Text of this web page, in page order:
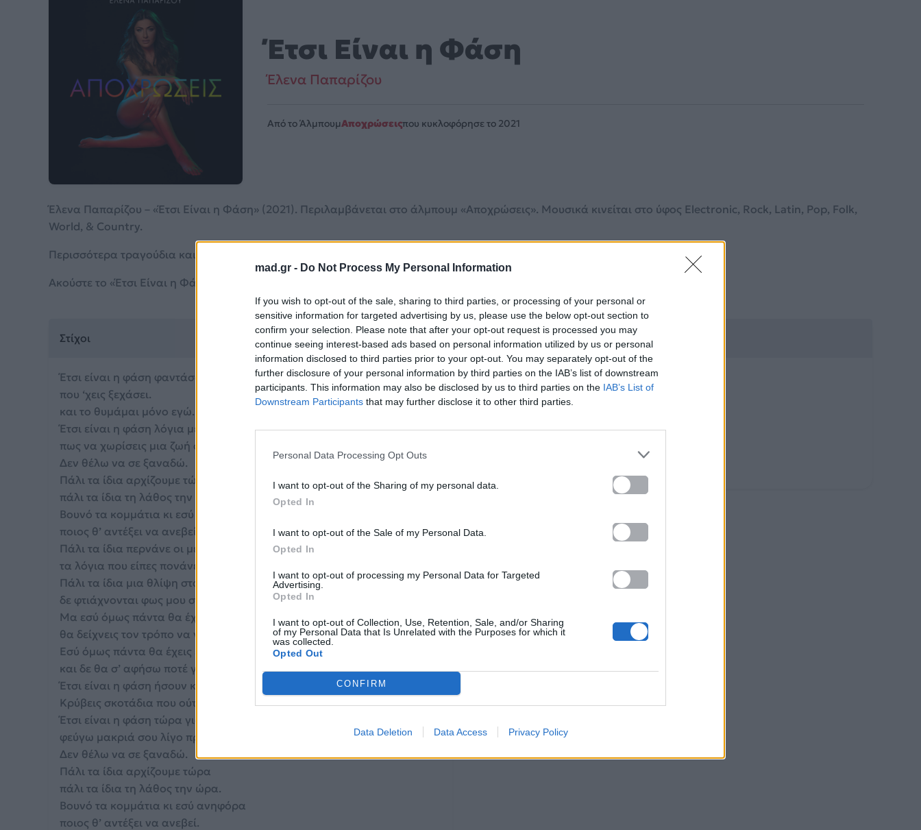
mad.gr - Do Not Process My Personal Information
If you wish to opt-out of the sale, sharing to third parties, or processing of your personal or
sensitive information for targeted advertising by us, please use the below opt-out section to
confirm your selection. Please note that after your opt-out request is processed you may
continue seeing interest-based ads based on personal information utilized by us or personal
information disclosed to third parties prior to your opt-out. You may separately opt-out of the
further disclosure of your personal information by third parties on the IAB’s list of downstream
participants. This information may also be disclosed by us to third parties on the IAB’s List of
Downstream Participants that may further disclose it to other third parties.
Personal Data Processing Opt Outs
I want to opt-out of the Sharing of my personal data.
Opted In
I want to opt-out of the Sale of my Personal Data.
Opted In
I want to opt-out of processing my Personal Data for Targeted
Advertising.
Opted In
I want to opt-out of Collection, Use, Retention, Sale, and/or Sharing
of my Personal Data that Is Unrelated with the Purposes for which it
was collected.
Opted Out
CONFIRM
Data Deletion Data Access Privacy Policy
Έτσι Είναι η Φάση
Έλενα Παπαρίζου
Από το ΆλμπουμΑποχρώσειςπου κυκλοφόρησε το 2021
Έλενα Παπαρίζου – «Έτσι Είναι η Φάση» (2021). Περιλαμβάνεται στο άλμπουμ «Αποχρώσεις». Μουσικά κινείται στο ύφος Electronic, Rock, Latin, Pop, Folk,
World, & Country.
Περισσότερα τραγούδια και πληροφορίες στη
Ακούστε το «Έτσι Είναι η Φάση» σε Spotify, YouTube και στο Mad.gr.
Στίχοι
Έτσι είναι η φάση φαντάσου ένα σκηνικό
που ‘χεις ξεχάσει.
και το θυμάμαι μόνο εγώ.
Έτσι είναι η φάση λόγια με δάκρυα κι απ’ τους δυο
πως να χωρίσεις μια ζωή σε ένα λεπτό.
Δεν θέλω να σε ξαναδώ.
Πάλι τα ίδια αρχίζουμε τώρα
πάλι τα ίδια τη λάθος την ώρα.
Βουνό τα κομμάτια κι εσύ ανηφόρα
ποιος θ’ αντέξει να ανεβεί.
Πάλι τα ίδια περνάνε οι μέρες
τα λόγια που είπες πονάνε σαν σφαίρες.
Πάλι τα ίδια μια θλίψη στα μάτια
δε φτιάχνονται φως μου στην άμμο παλάτια.
Μα εσύ όμως πάντα θα έχεις εμένα
θα δείχνεις τον τρόπο να γίνουμε ένα.
Εσύ όμως πάντα θα έχεις εμένα
και δε θα σ’ αφήσω ποτέ για κανένα.
Έτσι είναι η φάση ήσουν καλή επιλογή
Κρύβεις σκοτάδια που ούτε τα είχα φανταστεί
Έτσι είναι η φάση τώρα για απάντηση εγώ
φεύγω μακριά σου λίγο πριν πεις το σ’ αγαπώ
Δεν θέλω να σε ξαναδώ.
Πάλι τα ίδια αρχίζουμε τώρα
πάλι τα ίδια τη λάθος την ώρα.
Βουνό τα κομμάτια κι εσύ ανηφόρα
ποιος θ’ αντέξει να ανεβεί.
Ακούστε στο Spotify